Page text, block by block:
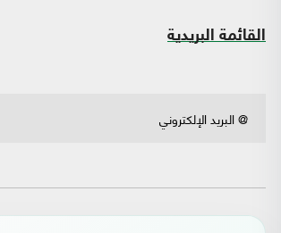
القائمة البريدية